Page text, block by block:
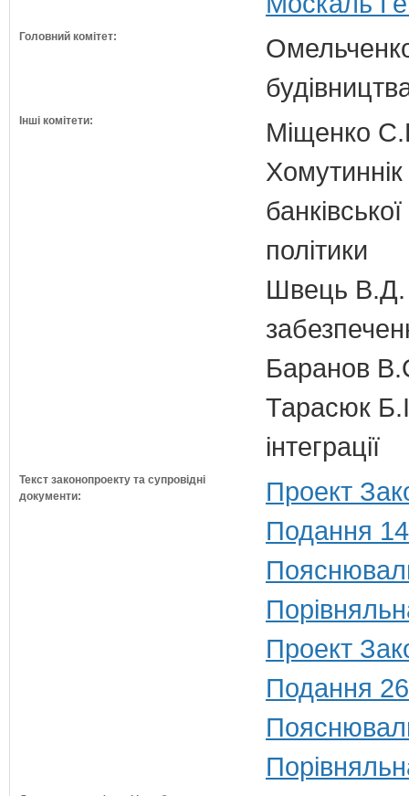
Головний комітет:
Інші комітети:
Міщенко
політики
Швець В.Д.
Баранов
Тарасюк
інтеграції
Текст законопроекту та супровідні
документи:
Проект
Подання
Проект
Подання